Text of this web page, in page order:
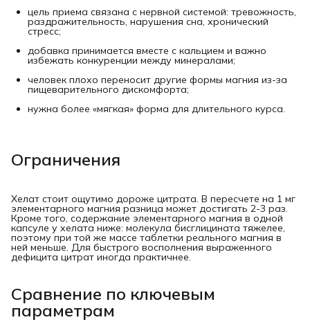
цель приема связана с нервной системой: тревожность,
раздражительность, нарушения сна, хронический
стресс;
добавка принимается вместе с кальцием и важно
избежать конкуренции между минералами;
человек плохо переносит другие формы магния из-за
пищеварительного дискомфорта;
нужна более «мягкая» форма для длительного курса.
Ограничения
Хелат стоит ощутимо дороже цитрата. В пересчете на 1 мг
элементарного магния разница может достигать 2-3 раз.
Кроме того, содержание элементарного магния в одной
капсуле у хелата ниже: молекула бисглицината тяжелее,
поэтому при той же массе таблетки реального магния в
ней меньше. Для быстрого восполнения выраженного
дефицита цитрат иногда практичнее.
Сравнение по ключевым
параметрам